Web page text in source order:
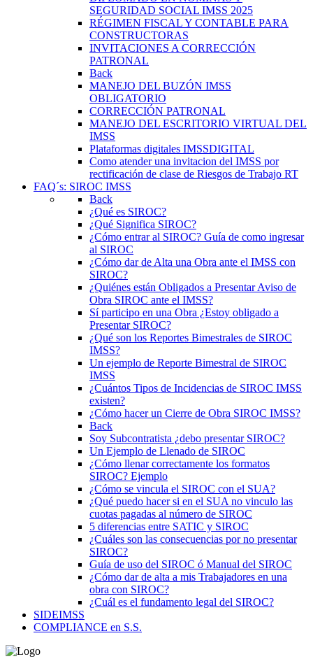
SEGURIDAD SOCIAL IMSS 2025
RÉGIMEN FISCAL Y CONTABLE PARA
CONSTRUCTORAS
INVITACIONES A CORRECCIÓN
PATRONAL
Back
MANEJO DEL BUZÓN IMSS
OBLIGATORIO
CORRECCIÓN PATRONAL
MANEJO DEL ESCRITORIO VIRTUAL DEL
IMSS
Plataformas digitales IMSSDIGITAL
Como atender una invitacion del IMSS por
rectificación de clase de Riesgos de Trabajo RT
FAQ´s: SIROC IMSS
Back
¿Qué es SIROC?
¿Qué Significa SIROC?
¿Cómo entrar al SIROC? Guía de como ingresar
al SIROC
¿Cómo dar de Alta una Obra ante el IMSS con
SIROC?
¿Quiénes están Obligados a Presentar Aviso de
Obra SIROC ante el IMSS?
Sí participo en una Obra ¿Estoy obligado a
Presentar SIROC?
¿Qué son los Reportes Bimestrales de SIROC
IMSS?
Un ejemplo de Reporte Bimestral de SIROC
IMSS
¿Cuántos Tipos de Incidencias de SIROC IMSS
existen?
¿Cómo hacer un Cierre de Obra SIROC IMSS?
Back
Soy Subcontratista ¿debo presentar SIROC?
Un Ejemplo de Llenado de SIROC
¿Cómo llenar correctamente los formatos
SIROC? Ejemplo
¿Cómo se vincula el SIROC con el SUA?
¿Qué puedo hacer si en el SUA no vinculo las
cuotas pagadas al número de SIROC
5 diferencias entre SATIC y SIROC
¿Cuáles son las consecuencias por no presentar
SIROC?
Guía de uso del SIROC ó Manual del SIROC
¿Cómo dar de alta a mis Trabajadores en una
obra con SIROC?
¿Cuál es el fundamento legal del SIROC?
SIDEIMSS
COMPLIANCE en S.S.